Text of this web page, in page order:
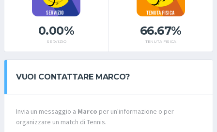
0.00%
SERVIZIO
66.67%
TENUTA FISICA
VUOI CONTATTARE MARCO?
Invia un messaggio a Marco per un'informazione o per
organizzare un match di Tennis.